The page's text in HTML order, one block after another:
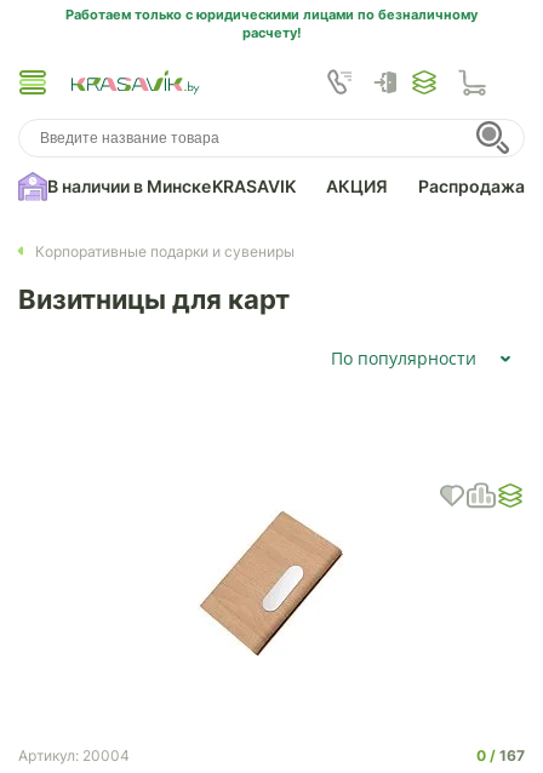
Работаем только с юридическими лицами по безналичному
расчету!
В наличии в МинскеKRASAVIK АКЦИЯ Распродажа
Корпоративные подарки и сувениры
Визитницы для карт
По популярности
Артикул: 20004 0
167